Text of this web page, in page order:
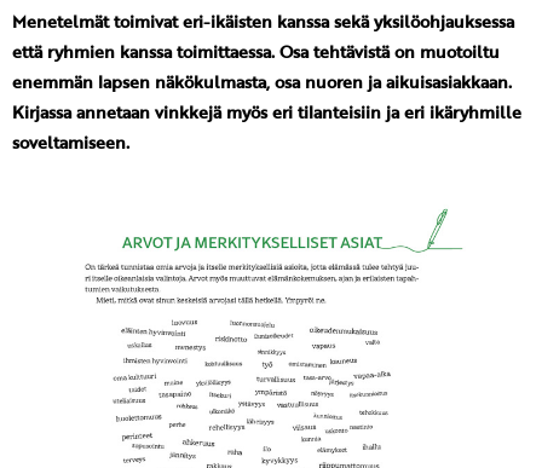
Menetelmät toimivat eri-ikäisten kanssa sekä yksilöohjauksessa
että ryhmien kanssa toimittaessa. Osa tehtävistä on muotoiltu
enemmän lapsen näkökulmasta, osa nuoren ja aikuisasiakkaan.
Kirjassa annetaan vinkkejä myös eri tilanteisiin ja eri ikäryhmille
soveltamiseen.